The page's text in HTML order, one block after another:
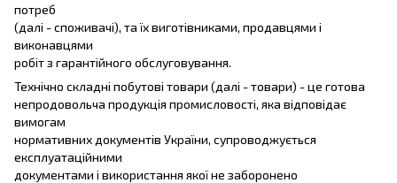
потреб
(далі - споживачі), та їх виготівниками, продавцями і
виконавцями
робіт з гарантійного обслуговування.
Технічно складні побутові товари (далі - товари) - це готова
непродовольча продукція промисловості, яка відповідає
вимогам
нормативних документів України, супроводжується
експлуатаційними
документами і використання якої не заборонено